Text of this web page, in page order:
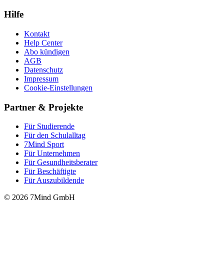
Hilfe
Kontakt
Help Center
Abo kündigen
AGB
Datenschutz
Impressum
Cookie-Einstellungen
Partner & Projekte
Für Stu­die­rende
Für den Schulalltag
7Mind Sport
Für Unter­neh­men
Für Gesund­heits­be­ra­ter
Für Beschäftigte
Für Auszubildende
© 2026 7Mind GmbH